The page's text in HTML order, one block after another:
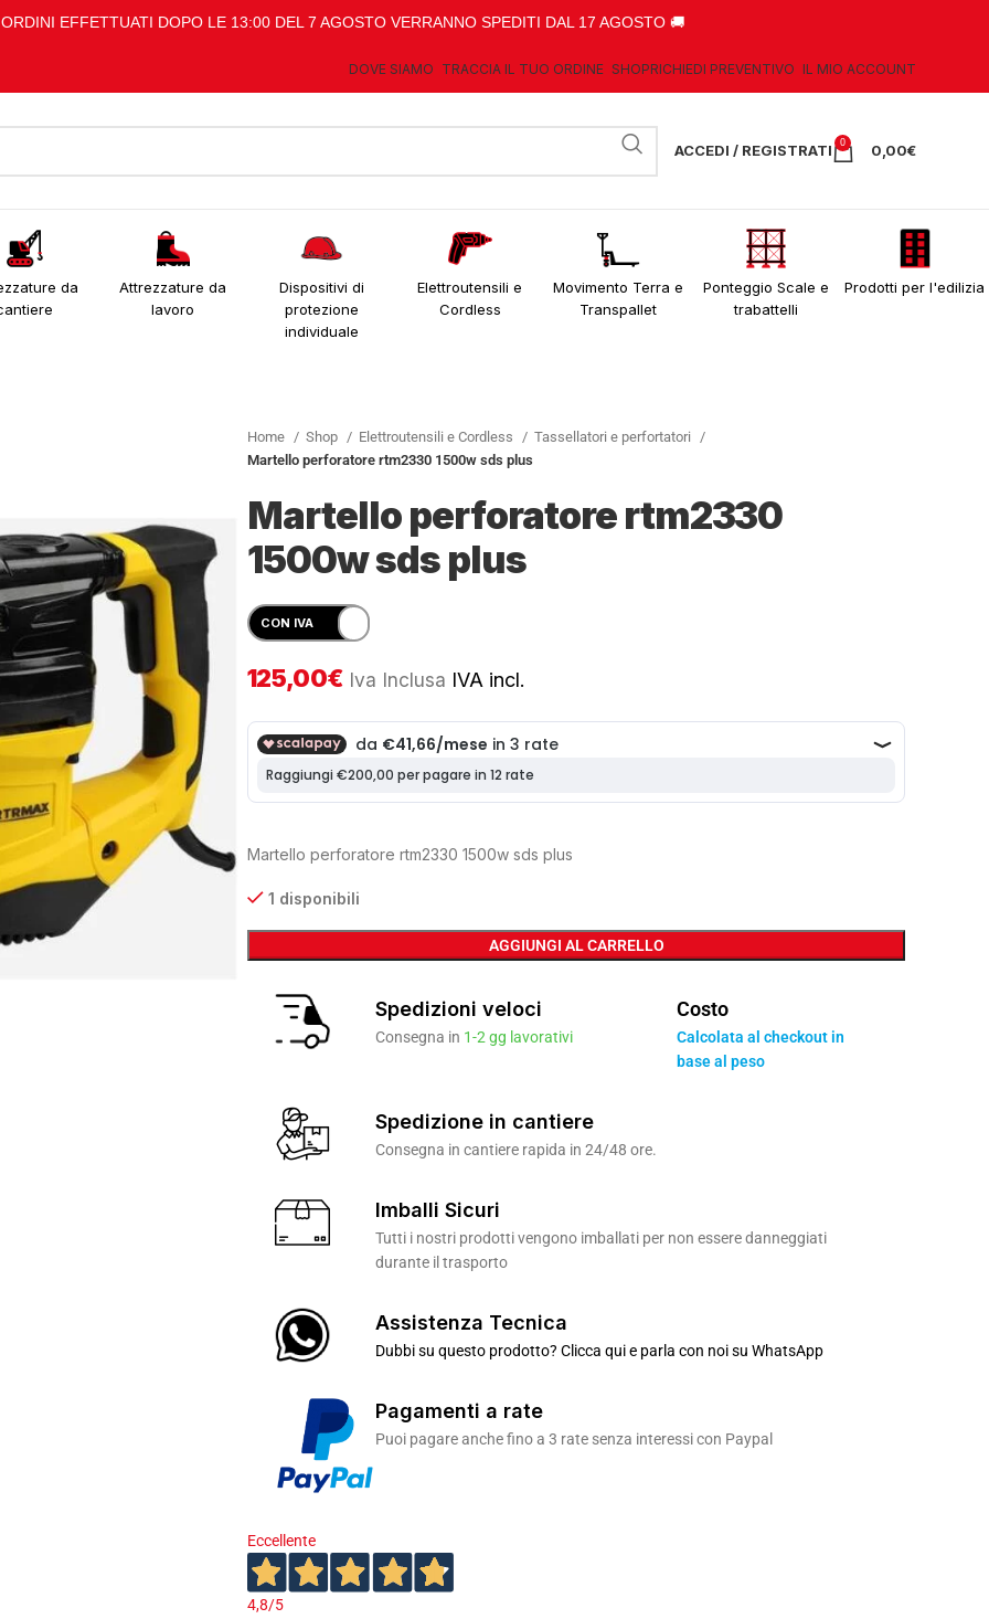
EFFETTUATI DOPO LE 13:00 DEL 7 AGOSTO VERRANNO SPEDITI DAL 17 AGOSTO 🚚
DOVE SIAMO TRACCIA IL TUO ORDINE SHOPRICHIEDI PREVENTIVO IL MIO ACCOUNT
ACCEDI / REGISTRATI 0 0,00€
da
Attrezzature da
lavoro
Dispositivi di
protezione
individuale
Elettroutensili e
Cordless
Movimento Terra e
Transpallet
Ponteggio Scale e
trabattelli
Prodotti per l'edilizia
Home Shop Elettroutensili e Cordless
Tassellatori e perfortatori
Martello perforatore rtm2330 1500w sds plus
Martello perforatore rtm2330
1500w sds plus
125,00€ Iva Inclusa IVA incl.
Martello perforatore rtm2330 1500w sds plus
1 disponibili
AGGIUNGI AL CARRELLO
Spedizioni veloci
Consegna in 1-2 gg lavorativi
Costo
Calcolata al checkout in
base al peso
Spedizione in cantiere
Consegna in cantiere rapida in 24/48 ore.
Imballi Sicuri
Tutti i nostri prodotti vengono imballati per non essere danneggiati
durante il trasporto
Assistenza Tecnica
Dubbi su questo prodotto? Clicca qui e parla con noi su WhatsApp
Pagamenti a rate
Puoi pagare anche fino a 3 rate senza interessi con Paypal
Eccellente
4,8/5